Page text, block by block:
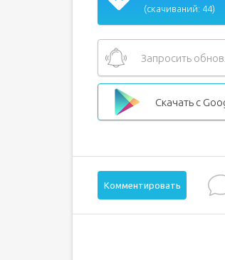
(скачиваний: 44)
Запросить
Скачать с
Комментировать